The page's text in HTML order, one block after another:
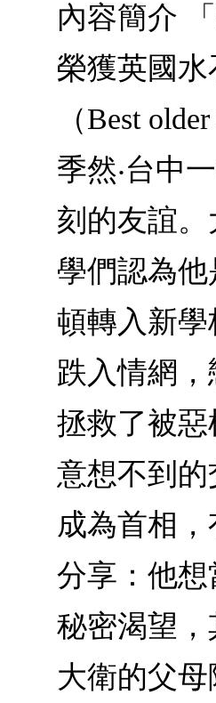
內容簡介
榮獲英國水
（Best
季然‧台中
刻的友誼
學們認為
頓轉入新
跌入情網
拯救了被
意想不到
成為首相
分享：他
秘密渴望，
大衛的父